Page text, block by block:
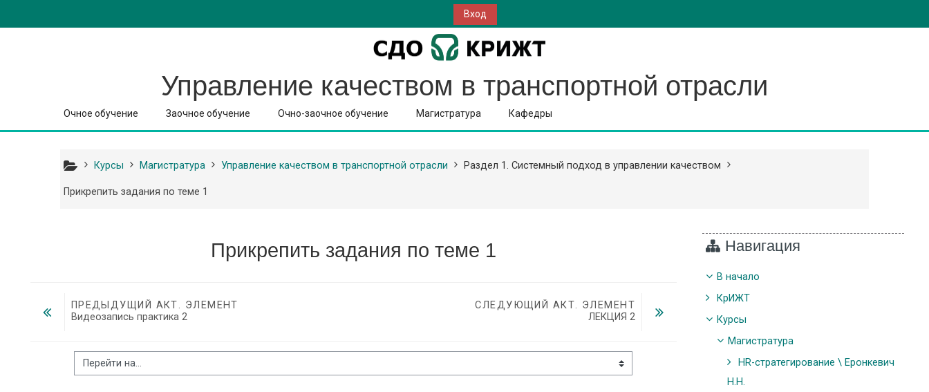
Вход
Управление качеством в транспортной отрасли
Очное обучение Заочное обучение Очно-заочное обучение Магистратура Кафедры
Курсы Магистратура Управление качеством в транспортной отрасли Раздел 1. Системный подход в управлении качеством
Прикрепить задания по теме 1
Прикрепить задания по теме 1
ПРЕДЫДУЩИЙ АКТ. ЭЛЕМЕНТ
Видеозапись практика 2
СЛЕДУЮЩИЙ АКТ. ЭЛЕМЕНТ
ЛЕКЦИЯ 2
Навигация
В начало
КрИЖТ
Курсы
Магистратура
HR-стратегирование \ Еронкевич
Н.Н.